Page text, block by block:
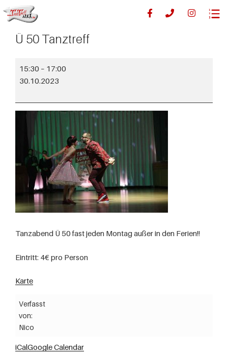
Ü 50 Tanztreff
15:30 – 17:00
30.10.2023
Tanzabend Ü 50 fast jeden Montag außer in den Ferien!!
Eintritt: 4€ pro Person
Karte
Verfasst
von:
Nico
iCalGoogle Calendar